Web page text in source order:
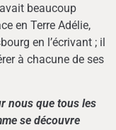
beaucoup
en Terre Adélie,
en l’écrivant ; il
à chacune de ses
nous que tous les
se découvre